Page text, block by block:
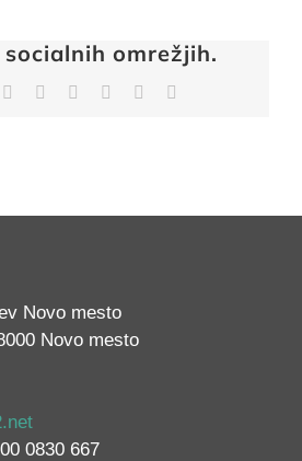
omrežjih.
Reddit LinkedIn
TumblrPinterest
Novo mesto
Novo mesto
0830 667